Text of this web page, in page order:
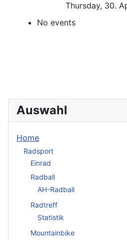
Thursday, 30.
No events
Auswahl
Home
Radsport
Einrad
Radball
AH-Radball
Radtreff
Statistik
Mountainbike